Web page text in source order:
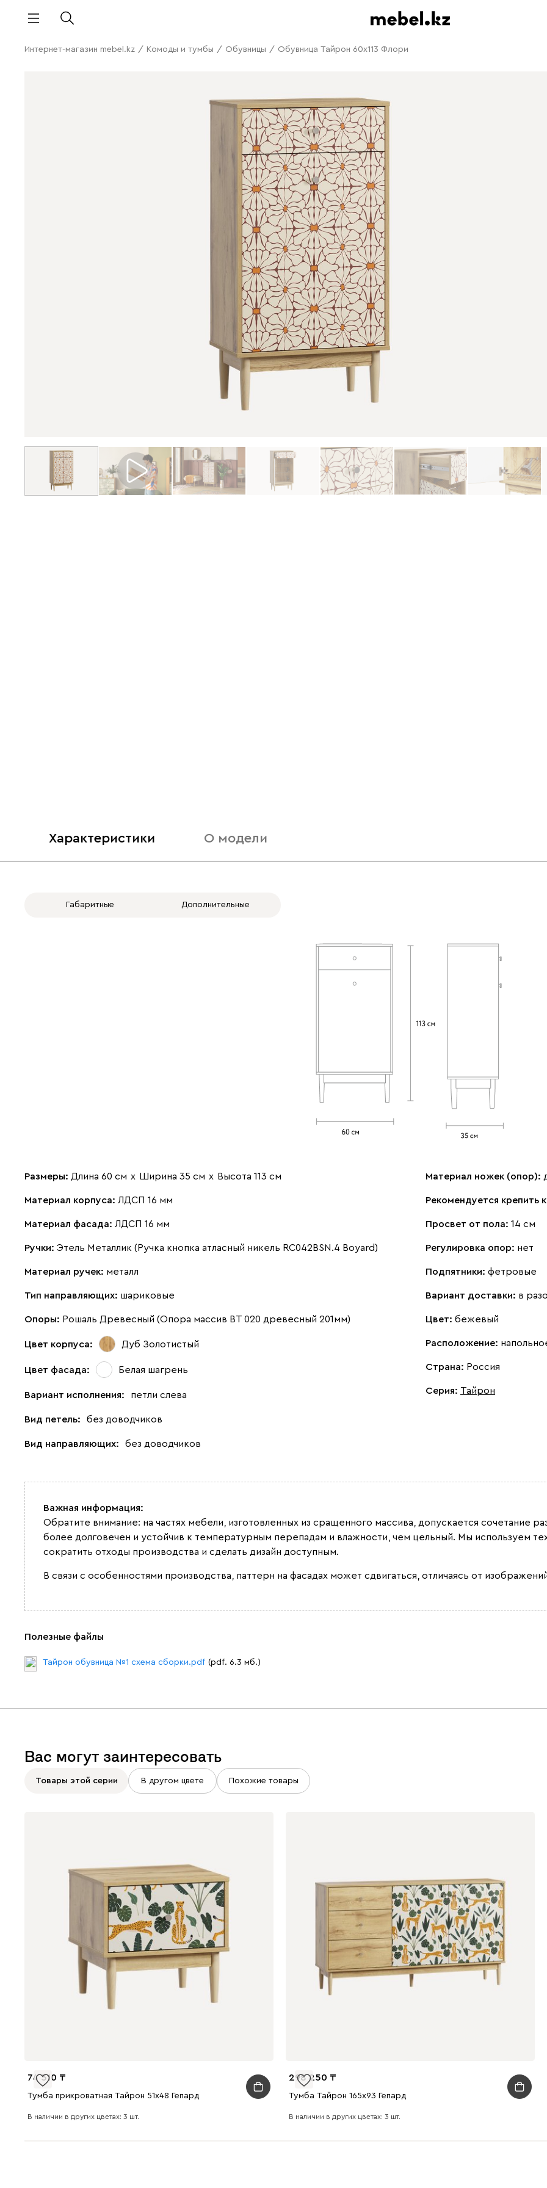
Интернет-магазин mebel.kz / Комоды и тумбы / Обувницы / Обувница Тайрон 60x113 Флори ​
Характеристики О модели
Габаритные Дополнительные
Размеры: Длина 60 см х Ширина 35 см х Высота 113 см
Материал корпуса: ЛДСП 16 мм
Материал фасада: ЛДСП 16 мм
Ручки: Этель Металлик (Ручка кнопка атласный никель RC042BSN.4 Boyard)
Материал ручек: металл
Тип направляющих: шариковые
Опоры: Рошаль Древесный (Опора массив ВТ 020 древесный 201мм)
Цвет корпуса: Дуб Золотистый
Цвет фасада: Белая шагрень
Вариант исполнения: петли слева
Вид петель: без доводчиков
Вид направляющих: без доводчиков
Материал ножек (опор):
Рекомендуется крепить
Просвет от пола: 14 см
Регулировка опор: нет
Подпятники: фетровые
Вариант доставки: в
Цвет: бежевый
Расположение:
Страна: Россия
Серия: Тайрон
Важная информация:
Обратите внимание: на частях мебели, изготовленных из сращенного массива, допускается сочетание
более долговечен и устойчив к температурным перепадам и влажности, чем цельный. Мы используем
сократить отходы производства и сделать дизайн доступным.
В связи с особенностями производства, паттерн на фасадах может сдвигаться, отличаясь от
Полезные файлы
Тайрон обувница №1 схема сборки.pdf (pdf. 6.3 мб.)
Вас могут заинтересовать
Товары этой серии В другом цвете Похожие товары
74 510
Тумба прикроватная Тайрон 51x48 Гепард
В наличии в других цветах: 3 шт.
298 250
Тумба Тайрон 165x93 Гепард
В наличии в других цветах: 3 шт.